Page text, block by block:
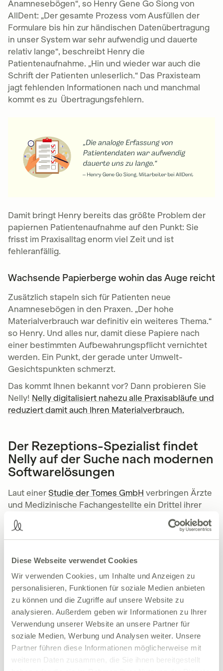
Diese Webseite verwendet Cookies
Wir verwenden Cookies, um Inhalte und Anzeigen zu
personalisieren, Funktionen für soziale Medien anbieten
zu können und die Zugriffe auf unsere Website zu
analysieren. Außerdem geben wir Informationen zu Ihrer
Verwendung unserer Website an unsere Partner für
soziale Medien, Werbung und Analysen weiter. Unsere
Partner führen diese Informationen möglicherweise mit
weiteren Daten zusammen, die Sie ihnen bereitgestellt
Anamnesebögen“, so Henry Gene Go Siong von
AllDent: „Der gesamte Prozess vom Ausfüllen der
Formulare bis hin zur händischen Datenübertragung
in unser System war sehr aufwendig und dauerte
relativ lange“, beschreibt Henry die
Patientenaufnahme. „Hin und wieder war auch die
Schrift der Patienten unleserlich.“ Das Praxisteam
jagt fehlenden Informationen nach und manchmal
kommt es zu Übertragungsfehlern.
Damit bringt Henry bereits das größte Problem der
papiernen Patientenaufnahme auf den Punkt: Sie
frisst im Praxisalltag enorm viel Zeit und ist
fehleranfällig.
Wachsende Papierberge wohin das Auge reicht
Zusätzlich stapeln sich für Patienten neue
Anamnesebögen in den Praxen. „Der hohe
Materialverbrauch war definitiv ein weiteres Thema.“
so Henry. Und alles nur, damit diese Papiere nach
einer bestimmten Aufbewahrungspflicht vernichtet
werden. Ein Punkt, der gerade unter Umwelt-
Gesichtspunkten schmerzt.
Das kommt Ihnen bekannt vor? Dann probieren Sie
Nelly! Nelly digitalisiert nahezu alle Praxisabläufe und
reduziert damit auch Ihren Materialverbrauch.
Der Rezeptions-Spezialist findet
Nelly auf der Suche nach modernen
Softwarelösungen
Laut einer Studie der Tomes GmbH verbringen Ärzte
und Medizinische Fachangestellte ein Drittel ihrer
Arbeitszeit mit analogen Verwaltungsaufgaben.
Obwohl digitale Prozesse durchschnittlich 50
Prozent an Zeit pro Patient einsparen können!
Es ist also höchste Zeit, die Praxen vor Ort zu